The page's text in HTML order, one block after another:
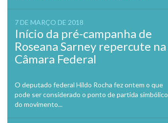
7 DE MARÇO DE 2018
Início da pré-campanha de
Roseana Sarney repercute na
Câmara Federal
O deputado federal Hildo Rocha fez ontem o que
pode ser considerado o ponto de partida simbólico
do movimento...